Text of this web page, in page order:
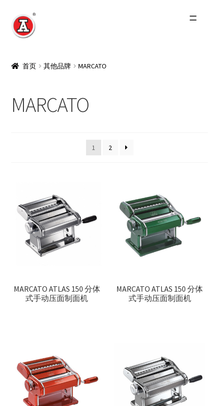
跳
到
跳
到
红A历史
零售商及分销商
联络我们
Products
首页 其他品牌 MARCATO
MARCATO
1 2
MARCATO ATLAS 150 分体
式手动压面制面机
MARCATO ATLAS 150 分体
式手动压面制面机